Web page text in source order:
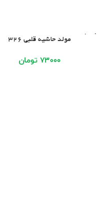
فروخت
اطلاعات بیشترمولد حاشیه قلبی ۳۲۶
۷۳۰۰۰ تومان